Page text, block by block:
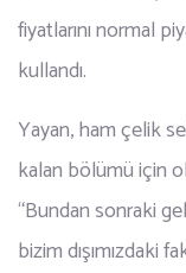
fiyatlarını normal
kullandı.
Yayan, ham çelik
kalan bölümü için
“Bundan sonraki
bizim dışımızdaki